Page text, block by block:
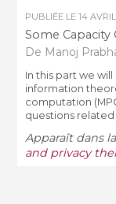
PUBLIÉE LE14
Some Capacity
De Manoj
In this part we
information
computation
questions related
Apparaît dans
and privacy